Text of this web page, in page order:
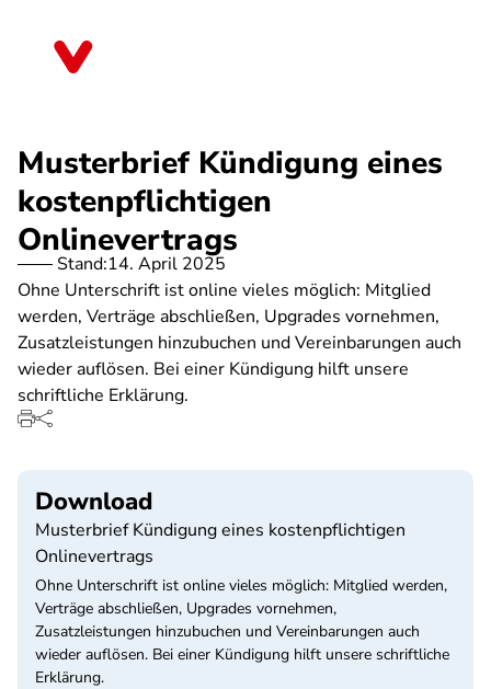
Musterbrief Kündigung eines
kostenpflichtigen
Onlinevertrags
Stand:14. April 2025
Ohne Unterschrift ist online vieles möglich: Mitglied
werden, Verträge abschließen, Upgrades vornehmen,
Zusatzleistungen hinzubuchen und Vereinbarungen auch
wieder auflösen. Bei einer Kündigung hilft unsere
schriftliche Erklärung.
Download
Musterbrief Kündigung eines kostenpflichtigen
Onlinevertrags
Ohne Unterschrift ist online vieles möglich: Mitglied werden,
Verträge abschließen, Upgrades vornehmen,
Zusatzleistungen hinzubuchen und Vereinbarungen auch
wieder auflösen. Bei einer Kündigung hilft unsere schriftliche
Erklärung.